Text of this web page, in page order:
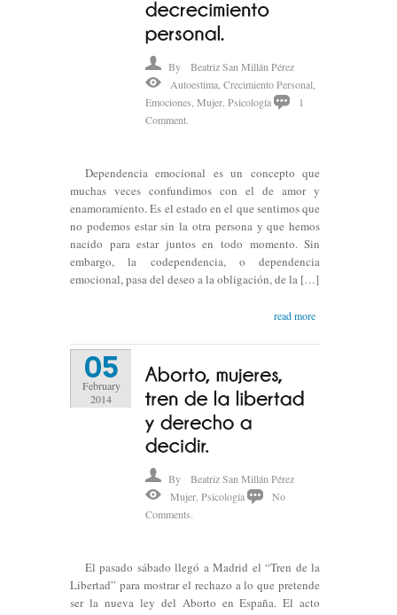
By Beatriz San Millán Pérez
Autoestima Crecimiento Personal
Emociones Mujer Psicología
1
Comment.
Dependencia emocional es un concepto que
muchas veces confundimos con el de amor y
enamoramiento. Es el estado en el que sentimos que
no podemos estar sin la otra persona y que hemos
nacido para estar juntos en todo momento. Sin
embargo, la codependencia, o dependencia
emocional, pasa del deseo a la obligación, de la […]
read more
05
February
2014
By Beatriz San Millán Pérez
Mujer, Psicología
No
Comments.
El pasado sábado llegó a Madrid el “Tren de la
Libertad” para mostrar el rechazo a lo que pretende
ser la nueva ley del Aborto en España. El acto